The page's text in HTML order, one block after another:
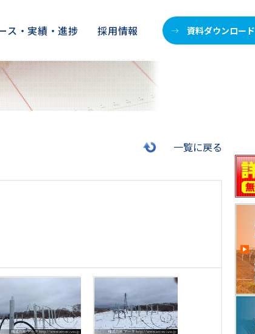
ス・実績・進捗 採用情報 資料ダウンロード
一覧に戻る